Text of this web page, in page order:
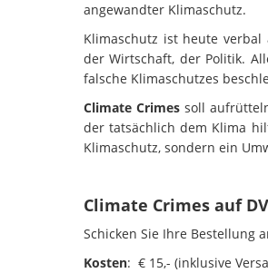
angewandter Klimaschutz.
Klimaschutz ist heute
der Wirtschaft, der Politik.
falsche Klimaschutzes
Climate Crimessoll
der tatsächlich dem Klima
Klimaschutz, sondern ein
Climate Crimes auf
Schicken Sie Ihre Bestellung
Kosten: € 15,- (inklusive